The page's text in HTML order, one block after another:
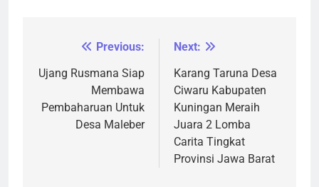
Navigasi
pos
Previous:
Ujang Rusmana Siap
Membawa
Pembaharuan Untuk
Desa Maleber
Next:
Karang Taruna Desa
Ciwaru Kabupaten
Kuningan Meraih
Juara 2 Lomba
Carita Tingkat
Provinsi Jawa Barat